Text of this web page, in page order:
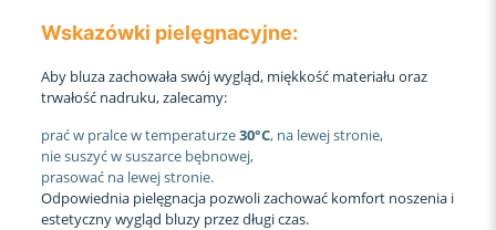
Wskazówki pielęgnacyjne:
Aby bluza zachowała swój wygląd, miękkość materiału oraz
trwałość nadruku, zalecamy:
prać w pralce w temperaturze30°C, na lewej stronie,
nie suszyć w suszarce bębnowej,
prasować na lewej stronie.
Odpowiednia pielęgnacja pozwoli zachować komfort noszenia i
estetyczny wygląd bluzy przez długi czas.